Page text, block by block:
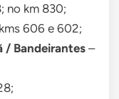
no km 830;
606 e 602;
/ Bandeirantes –